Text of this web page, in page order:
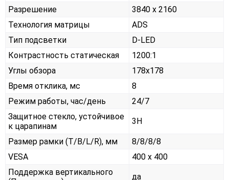
Разрешение
3840 x 2160
Технология матрицы
ADS
Тип подсветки
D-LED
Контрастность статическая
1200:1
Углы обзора
178x178
Время отклика, мс
8
Режим работы, час/день
24/7
Защитное стекло, устойчивое
к царапинам
3H
Размер рамки (T/B/L/R), мм
8/8/8/8
VESA
400 x 400
Поддержка вертикального
да